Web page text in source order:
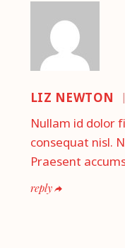
LIZ NEWTON
Nullam id dolor
consequat nisl.
Praesent
reply